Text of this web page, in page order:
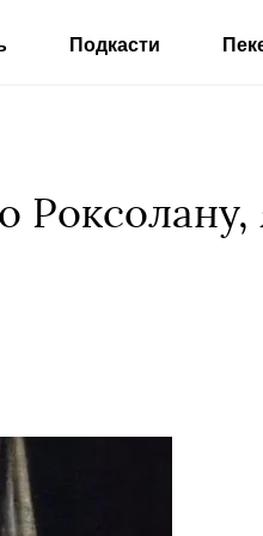
Подкасти
Роксолану,